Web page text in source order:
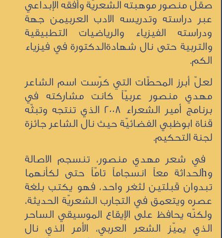
صقل منصور موهبته الشعريّة وأفقه الإبداعي
عبر دراسته وتدريسه الادب العربيمن جهة
ودراسته الفيزياء والرياضيات التطبيقية
والتربية حتى نال شهادةالدكتورة في فيزياء
الكم.
لعلّ أبرز المحطّات التي كرّست اسم الشاعر
مهدي منصور عربيّاً كانت مشاركته في
برنامج أمير الشعراء 2008 الذي تنتجه وتبثّه
قناة ابوظبي الفضائيّة حيث نال الشاعر جائزة
لجنة التحكيم.
في شعر مهدي منصور، تنسجم الاصالة
وhلحداثة معاً انسجاماً تامّاً حتى لكأنهما
تبدوان قبلتين لثغر واحد، فهو يكتب بلغة
عصره ويتعمق في التجارب الشعريّة الحديثة،
ولكنّه يحافظ على الإيقاع الموسيقي الساحر
الذي يميّز الشعر العربي، الأمر الذي نال